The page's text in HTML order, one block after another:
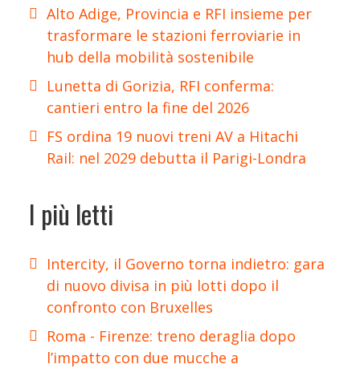
Alto Adige, Provincia e RFI insieme per
trasformare le stazioni ferroviarie in
hub della mobilità sostenibile
Lunetta di Gorizia, RFI conferma:
cantieri entro la fine del 2026
FS ordina 19 nuovi treni AV a Hitachi
Rail: nel 2029 debutta il Parigi-Londra
I più letti
Intercity, il Governo torna indietro: gara
di nuovo divisa in più lotti dopo il
confronto con Bruxelles
Roma - Firenze: treno deraglia dopo
l’impatto con due mucche a